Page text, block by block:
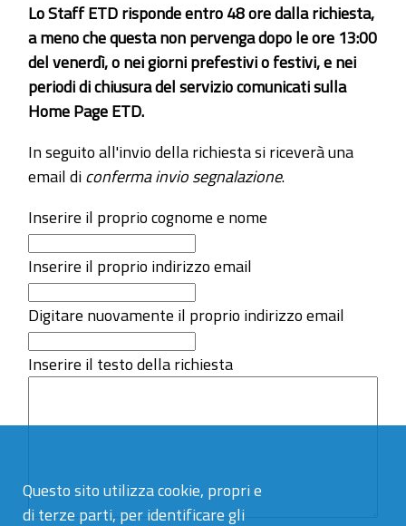
Questo sito utilizza cookie, propri e
di terze parti, per identificare gli
Lo Staff ETD risponde entro 48 ore dalla richiesta,
a meno che questa non pervenga dopo le ore 13:00
del venerdì, o nei giorni prefestivi o festivi, e nei
periodi di chiusura del servizio comunicati sulla
Home Page ETD.
In seguito all'invio della richiesta si riceverà una
email diconferma invio segnalazione.
Inserire il proprio cognome e nome
Inserire il proprio indirizzo email
Digitare nuovamente il proprio indirizzo email
Inserire il testo della richiesta